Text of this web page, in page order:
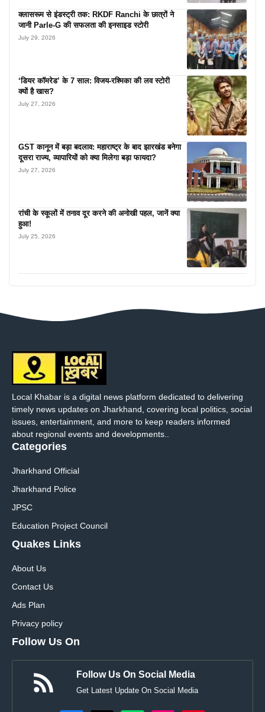
क्लासरूम से इंडस्ट्री तक: RKDF Ranchi के छात्रों ने
जानी Parle-G की सफलता की इनसाइड स्टोरी
July 29, 2026
‘डियर कॉमरेड’ के 7 साल: विजय-रश्मिका की लव स्टोरी
क्यों है खास?
July 27, 2026
GST कानून में बड़ा बदलाव: महाराष्ट्र के बाद झारखंड बनेगा
दूसरा राज्य, व्यापारियों को क्या मिलेगा बड़ा फायदा?
July 27, 2026
रांची के स्कूलों में तनाव दूर करने की अनोखी पहल, जानें क्या
हुआ!
July 25, 2026
Local Khabar is a digital news platform dedicated to delivering
timely news updates on Jharkhand, covering local politics, social
issues, entertainment, and more to keep readers informed
about regional events and developments..
Categories
Jharkhand Official
Jharkhand Police
JPSC
Education Project Council
Quakes Links
About Us
Contact Us
Ads Plan
Privacy policy
Follow Us On
Follow Us On Social Media
Get Latest Update On Social Media